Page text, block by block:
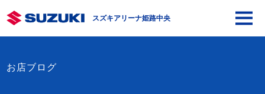
スズキアリーナ姫路中央
お店ブログ